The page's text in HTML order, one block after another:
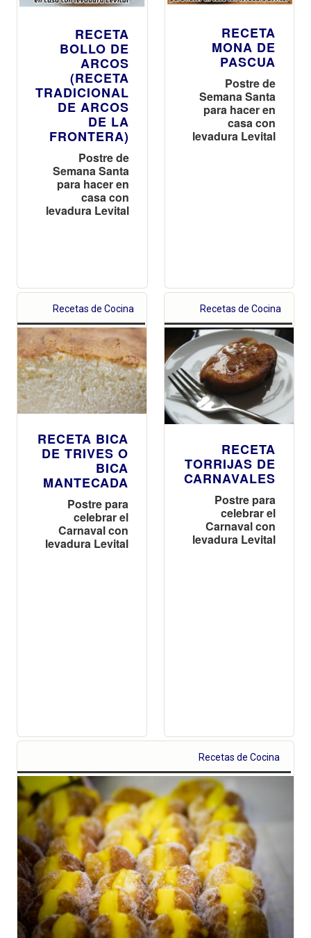
RECETA
BOLLO DE
ARCOS
(RECETA
TRADICIONAL
DE ARCOS
DE LA
FRONTERA)
Postre de
Semana Santa
para hacer en
casa con
levadura Levital
RECETA
MONA DE
PASCUA
Postre de
Semana Santa
para hacer en
casa con
levadura Levital
Recetas de Cocina
RECETA BICA
DE TRIVES O
BICA
MANTECADA
Postre para
celebrar el
Carnaval con
levadura Levital
Recetas de Cocina
RECETA
TORRIJAS DE
CARNAVALES
Postre para
celebrar el
Carnaval con
levadura Levital
Recetas de Cocina